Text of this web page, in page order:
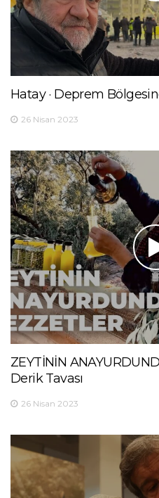
Hatay · Deprem
26 Nisan 2023
ZEYTİNİN
Derik Tavası
26 Nisan 2023